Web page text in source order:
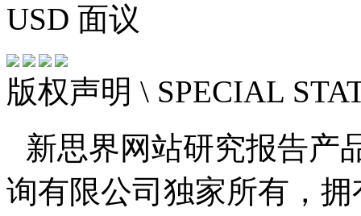
USD 面议
版权声明 \ SPECIAL
新思界网站研究报告产
询有限公司独家所有，